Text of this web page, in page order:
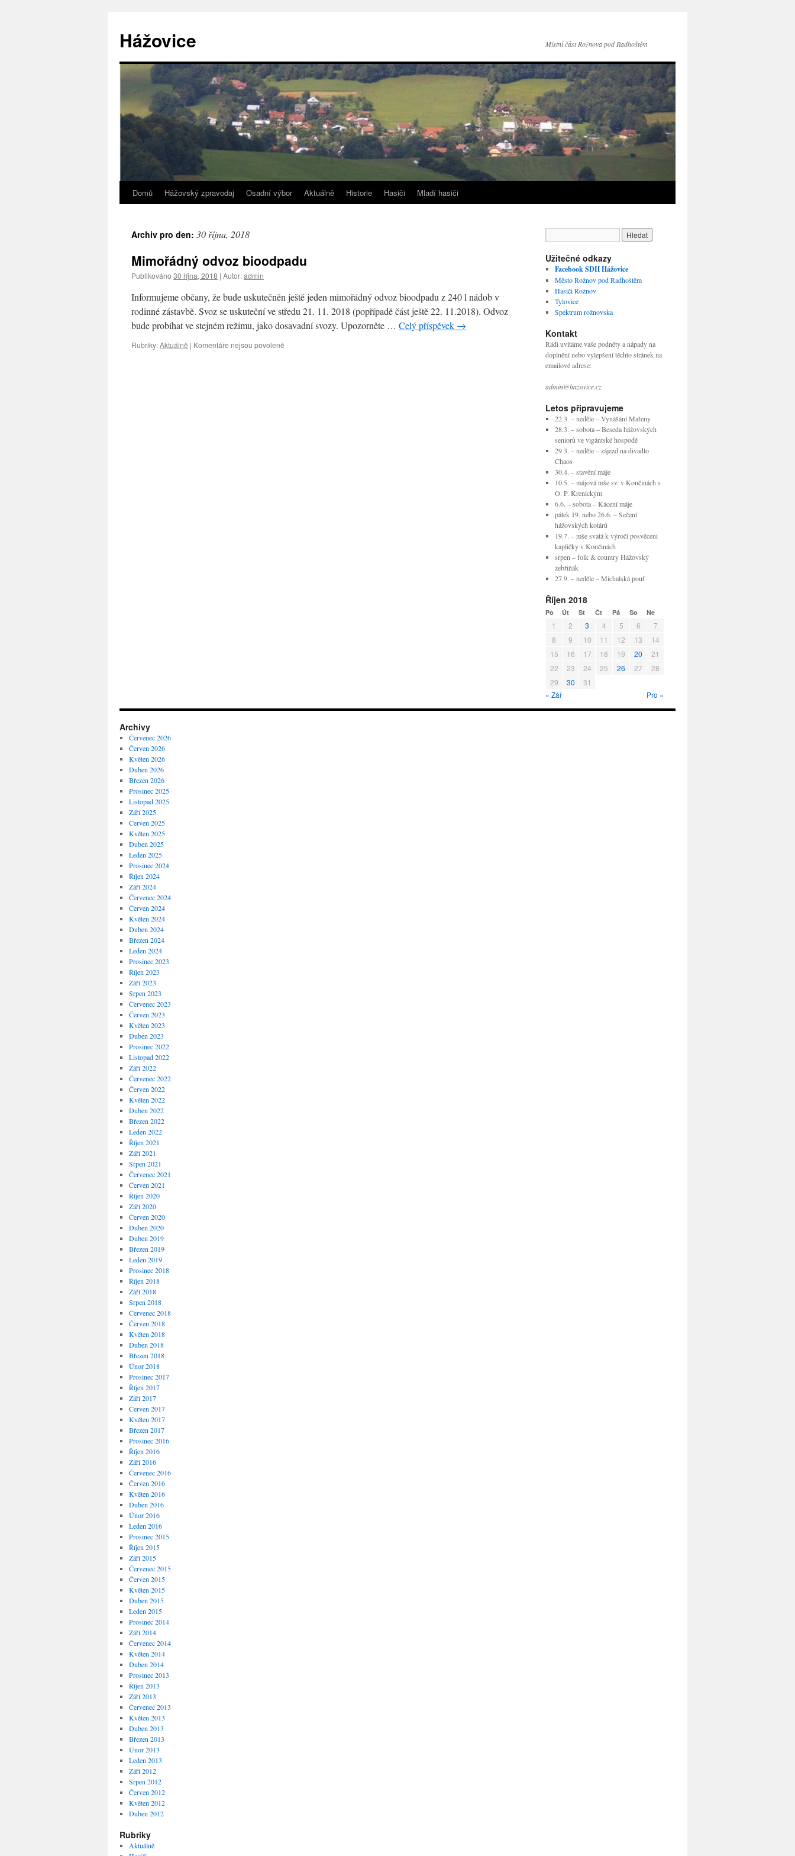
obsahu
webu
Hážovice Místní část Rožnova pod Radhoštěm
Domů Hážovský zpravodaj Osadní výbor Aktuálně Historie Hasiči Mladí hasiči
Archiv pro den: 30 října, 2018
Mimořádný odvoz bioodpadu
Publikováno 30 října, 2018 | Autor:admin
Informujeme občany, že bude uskutečněn ještě jeden mimořádný odvoz bioodpadu z 240 l nádob v
rodinné zástavbě. Svoz se uskuteční ve středu 21. 11. 2018 (popřípadě část ještě 22. 11.2018). Odvoz
bude probíhat ve stejném režimu, jako dosavadní svozy. Upozorněte … Celý příspěvek →
Rubriky:Aktuálně | Komentáře nejsou povolené
Užitečné odkazy
Facebook SDH Hážovice
Město Rožnov pod Radhoštěm
Hasiči Rožnov
Tylovice
Spektrum rožnovska
Kontakt
Rádi uvítáme vaše podněty a nápady na
doplnění nebo vylepšení těchto stránek na
emailové adrese:
admin@hazovice.cz
Letos připravujeme
22.3. – neděle – Vynášání Mařeny
28.3. – sobota – Beseda hážovských
seniorů ve vigántské hospodě
29.3. – neděle – zájezd na divadlo
Chaos
30.4. – stavění máje
10.5. – májová mše sv. v Končinách s
O. P. Krenickým
6.6. – sobota – Kácení máje
pátek 19. nebo 26.6. – Sečení
hážovských kotárů
19.7. – mše svatá k výročí posvěceni
kapličky v Končinách
srpen – folk & country Hážovský
žebřiňák
27.9. – neděle – Michalská pouť
Říjen 2018
Po Út St Čt Pá So Ne
1 2 3 4 5 6
7
8
9 10 11 12 13
14
15
16 17 18 19 20
21
22
23 24 25 26 27
28
29
30
31
« Zář
Pro »
Archivy
Červenec 2026
Červen 2026
Květen 2026
Duben 2026
Březen 2026
Prosinec 2025
Listopad 2025
Září 2025
Červen 2025
Květen 2025
Duben 2025
Leden 2025
Prosinec 2024
Říjen 2024
Září 2024
Červenec 2024
Červen 2024
Květen 2024
Duben 2024
Březen 2024
Leden 2024
Prosinec 2023
Říjen 2023
Září 2023
Srpen 2023
Červenec 2023
Červen 2023
Květen 2023
Duben 2023
Prosinec 2022
Listopad 2022
Září 2022
Červenec 2022
Červen 2022
Květen 2022
Duben 2022
Březen 2022
Leden 2022
Říjen 2021
Září 2021
Srpen 2021
Červenec 2021
Červen 2021
Říjen 2020
Září 2020
Červen 2020
Duben 2020
Duben 2019
Březen 2019
Leden 2019
Prosinec 2018
Říjen 2018
Září 2018
Srpen 2018
Červenec 2018
Červen 2018
Květen 2018
Duben 2018
Březen 2018
Únor 2018
Prosinec 2017
Říjen 2017
Září 2017
Červen 2017
Květen 2017
Březen 2017
Prosinec 2016
Říjen 2016
Září 2016
Červenec 2016
Červen 2016
Květen 2016
Duben 2016
Únor 2016
Leden 2016
Prosinec 2015
Říjen 2015
Září 2015
Červenec 2015
Červen 2015
Květen 2015
Duben 2015
Leden 2015
Prosinec 2014
Září 2014
Červenec 2014
Květen 2014
Duben 2014
Prosinec 2013
Říjen 2013
Září 2013
Červenec 2013
Květen 2013
Duben 2013
Březen 2013
Únor 2013
Leden 2013
Září 2012
Srpen 2012
Červen 2012
Květen 2012
Duben 2012
Rubriky
Aktuálně